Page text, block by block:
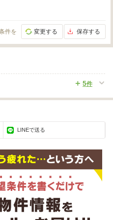
件を 変更する 保存する
5件
LINEで送る